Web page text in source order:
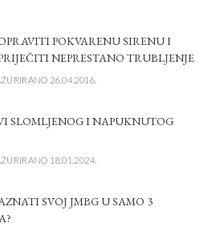
POKVARENU SIRENU I
NEPRESTANO TRUBLJENJE
26.04.2016.
SLOMLJENOG I NAPUKNUTOG
18.01.2024.
SVOJ JMBG U SAMO 3